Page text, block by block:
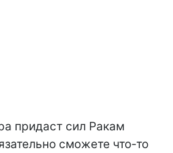
придаст сил Ракам
сможете что-то